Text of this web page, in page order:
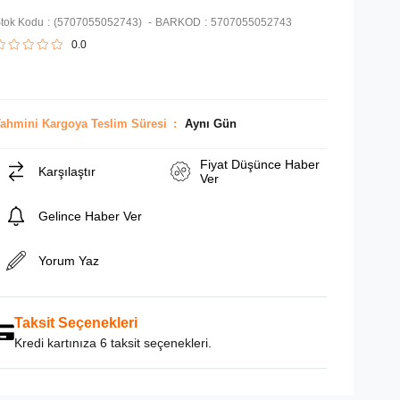
Kodu (5707055052743) BARKOD : 5707055052743
0.0
Kargoya Teslim Süresi : Aynı Gün
Karşılaştır
Fiyat Düşünce Haber
Ver
Gelince Haber Ver
Yorum Yaz
Taksit Seçenekleri
Kredi kartınıza 6 taksit seçenekleri.